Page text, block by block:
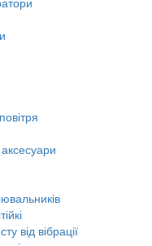
від вібрації